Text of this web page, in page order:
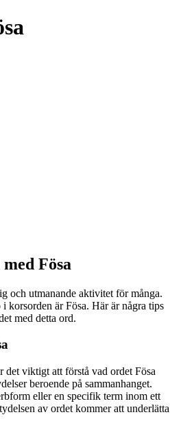
Fösa
och utmanande aktivitet för många.
korsorden är Fösa. Här är några tips
med detta ord.
det viktigt att förstå vad ordet Fösa
beroende på sammanhanget.
eller en specifik term inom ett
av ordet kommer att underlätta